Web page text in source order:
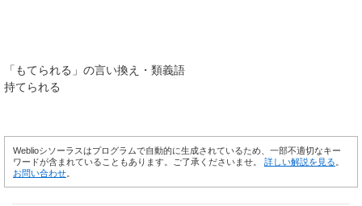
「 もてられる 」の言い換え・類義語
持てられる
Weblioシソーラスはプログラムで自動的に生成されているため、一部不適切なキー
ワードが含まれていることもあります。ご了承くださいませ。 詳しい解説を見る
お問い合わせ